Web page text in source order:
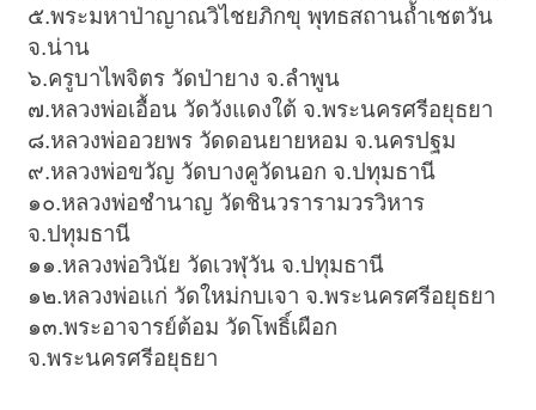
๕.พระมหาป่าญาณวิไชยภิกขุ พุทธสถานถ้ำเชตวัน
จ.น่าน
๖.ครูบาไพจิตร วัดป่ายาง จ.ลำพูน
๗.หลวงพ่อเอื้อน วัดวังแดงใต้ จ.พระนครศรีอยุธยา
๘.หลวงพ่ออวยพร วัดดอนยายหอม จ.นครปฐม
๙.หลวงพ่อขวัญ วัดบางคูวัดนอก จ.ปทุมธานี
๑๐.หลวงพ่อชำนาญ วัดชินวรารามวรวิหาร
จ.ปทุมธานี
๑๑.หลวงพ่อวินัย วัดเวฬุวัน จ.ปทุมธานี
๑๒.หลวงพ่อแก่ วัดใหม่กบเจา จ.พระนครศรีอยุธยา
๑๓.พระอาจารย์ต้อม วัดโพธิ์เผือก
จ.พระนครศรีอยุธยา